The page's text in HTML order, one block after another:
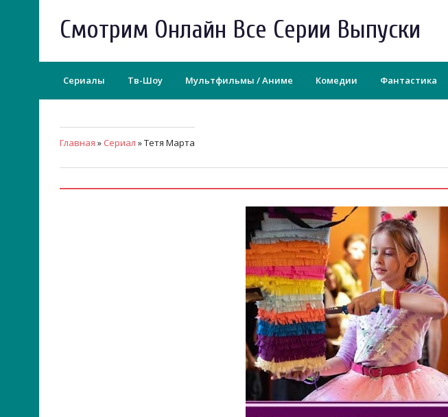
Смотрим Онлайн Все Серии Выпуски
Сериалы Тв-Шоу Мультфильмы / Аниме Комедии Фантастика
Главная » Сериал » Тетя Марта